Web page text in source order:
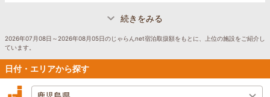
続きをみる
2026年07月08日～2026年08月05日のじゃらんnet宿泊取扱額をもとに、上位の施設をご紹介し
ています。
日付・エリアから探す